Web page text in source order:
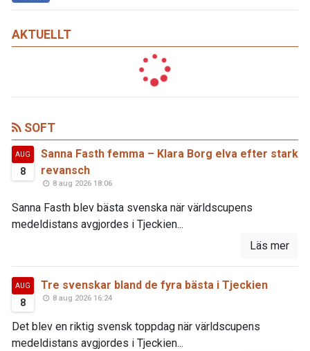
AKTUELLT
SOFT
AUG
8
Sanna Fasth femma – Klara Borg elva efter stark
revansch
8 aug 2026 18:06
Sanna Fasth blev bästa svenska när världscupens
medeldistans avgjordes i Tjeckien...
Läs mer
AUG
8
Tre svenskar bland de fyra bästa i Tjeckien
8 aug 2026 16:24
Det blev en riktig svensk toppdag när världscupens
medeldistans avgjordes i Tjeckien...